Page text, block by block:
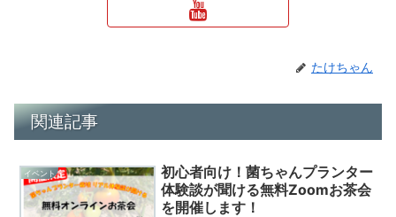
たけちゃん
関連記事
イベント
初心者向け！菌ちゃんプランター
体験談が聞ける無料Zoomお茶会
を開催します！